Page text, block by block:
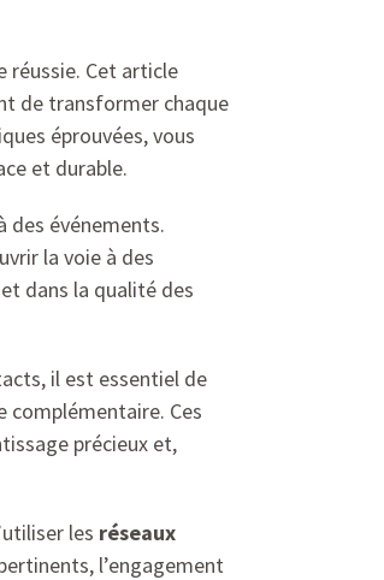
réussie. Cet article
de transformer chaque
éprouvées, vous
et durable.
des événements.
la voie à des
dans la qualité des
il est essentiel de
complémentaire. Ces
précieux et,
les réseaux
l’engagement